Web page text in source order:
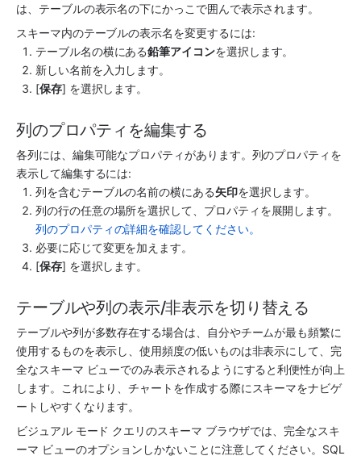
は、テーブルの表示名の下にかっこで囲んで表示されます。
スキーマ内のテーブルの表示名を変更するには:
テーブル名の横にある鉛筆アイコンを選択します。
新しい名前を入力します。
[保存] を選択します。
列のプロパティを編集する
各列には、編集可能なプロパティがあります。列のプロパティを
表示して編集するには:
列を含むテーブルの名前の横にある矢印を選択します。
列の行の任意の場所を選択して、プロパティを展開します。
列のプロパティの詳細を確認してください。
必要に応じて変更を加えます。
[保存] を選択します。
テーブルや列の表示/非表示を切り替える
テーブルや列が多数存在する場合は、自分やチームが最も頻繁に
使用するものを表示し、使用頻度の低いものは非表示にして、完
全なスキーマ ビューでのみ表示されるようにすると利便性が向上
します。これにより、チャートを作成する際にスキーマをナビゲ
ートしやすくなります。
ビジュアル モード クエリのスキーマ ブラウザでは、完全なスキ
ーマ ビューのオプションしかないことに注意してください。SQL